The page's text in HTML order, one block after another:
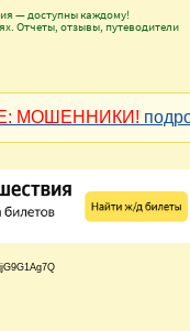
— доступны каждому!
Отчеты, отзывы, путеводители
МОШЕННИКИ!